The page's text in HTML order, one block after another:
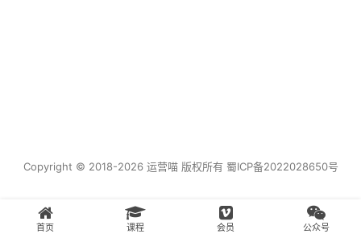
Copyright © 2018-2026 运营喵 版权所有 蜀ICP备2022028650号
首页 课程 会员 公众号